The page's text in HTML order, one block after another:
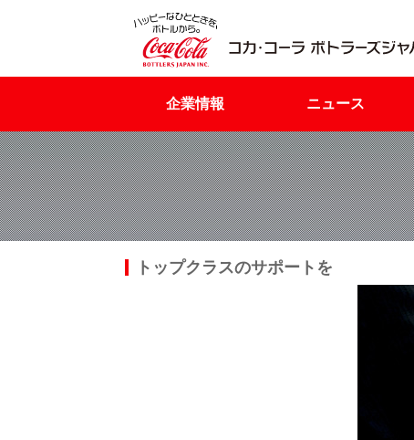
企業情報 ニュース
トップクラスのサポートを